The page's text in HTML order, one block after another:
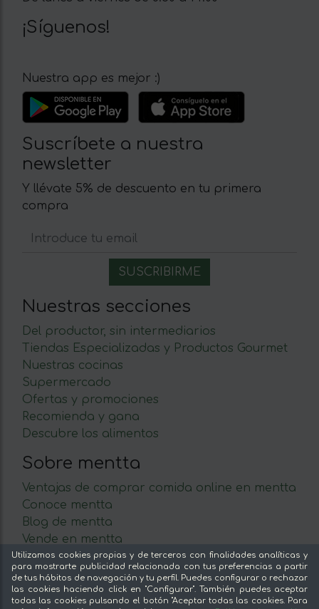
¡Síguenos!
Nuestra app es mejor :)
Suscríbete a nuestra
newsletter
Y llévate 5% de descuento en tu primera
compra
Nuestras secciones
Del productor, sin intermediarios
Tiendas Especializadas y Productos Gourmet
Nuestras cocinas
Supermercado
Ofertas y promociones
Recomienda y gana
Descubre los alimentos
Sobre mentta
Ventajas de comprar comida online en mentta
Conoce mentta
Blog de mentta
Vende en mentta
Fidelización
Preguntas frecuentes
Legal
Utilizamos cookies propias y de terceros con finalidades analíticas y
para mostrarte publicidad relacionada con tus preferencias a partir
de tus hábitos de navegación y tu perfil. Puedes configurar o rechazar
las cookies haciendo click en "Configurar". También puedes aceptar
todas las cookies pulsando el botón "Aceptar todas las cookies. Para